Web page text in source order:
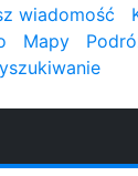
wiadomość
Mapy